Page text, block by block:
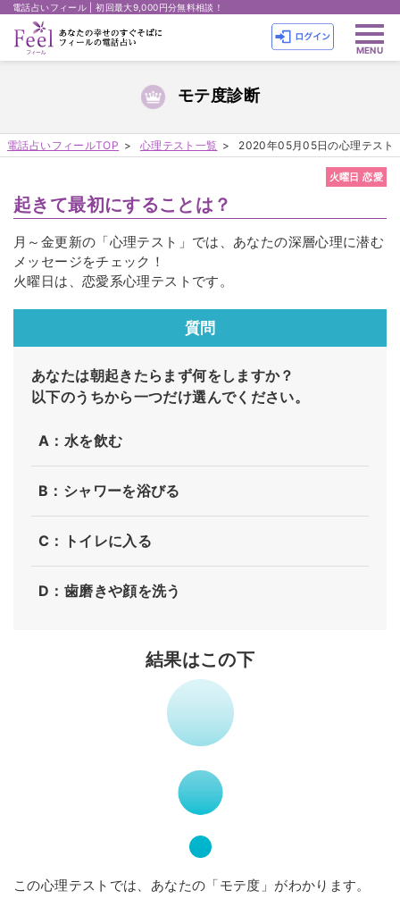
電話占いフィール | 初回最大9,000円分無料相談！
モテ度診断
電話占いフィールTOP 心理テスト一覧 2020年05月05日の心理テスト
火曜日 恋愛
起きて最初にすることは？
月～金更新の「心理テスト」では、あなたの深層心理に潜む
メッセージをチェック！
火曜日は、恋愛系心理テストです。
質問
あなたは朝起きたらまず何をしますか？
以下のうちから一つだけ選んでください。
A：水を飲む
B：シャワーを浴びる
C：トイレに入る
D：歯磨きや顔を洗う
結果はこの下
この心理テストでは、あなたの「モテ度」がわかります。